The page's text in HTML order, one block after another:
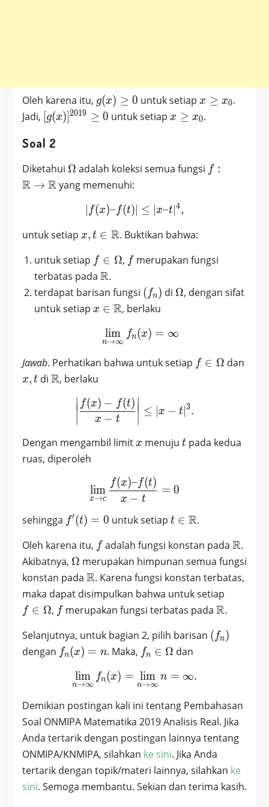
Oleh karena itu, g(x)
\geq
g(x) ≥ 0 untuk setiapx
\geq
x ≥ x0.
Jadi, [g(x)]^{2019}
g(x) ]2019 ≥ 0 untuk setiapx
x ≥ x0.
Soal 2
Diketahui \Omega
Ω adalah koleksi semua fungsi f:
f :
R → Ryang memenuhi:
|f(x) – f(t)| \leq |x – t|^4,
f(x)–f(t) ≤ ∣x–t ∣4,
untuk setiap x,t \in
x, t ∈ R. Buktikan bahwa:
untuk setiap f \in
\Omega
f ∈ Ω, ffmerupakan fungsi
terbatas pada \mathbb{R}
R.
terdapat barisan fungsi (f_n)
( fn) di \Omega
Ω, dengan sifat
untuk setiap x \in
x ∈ R, berlaku
\lim_{n \to \infty}
n→∞
lim fn(x) = ∞
Jawab. Perhatikan bahwa untuk setiap f \in
f ∈ Ω dan
x, tdi \mathbb{R}
R, berlaku
\left| \frac{f(x)-f(t)}{x-t}
∣
∣
∣∣
∣
x − t
f(x) − f(t)
∣
∣
∣∣
∣
≤ x − t ∣3.
Dengan mengambil limitx
x menuju t
tpada kedua
ruas, diperoleh
\lim_{x \to c} \frac{f(x)
x→c
lim
x − t
f(x)–f(t)
= 0
sehingga f'(t)
f′(t) = 0 untuk setiap t \in
t ∈ R.
Oleh karena itu, ffadalah fungsi konstan pada R.
Akibatnya, \Omega
Ω merupakan himpunan semua fungsi
konstan pada \mathbb{R}
R. Karena fungsi konstan terbatas,
maka dapat disimpulkan bahwa untuk setiap
f ∈ Ω, ffmerupakan fungsi terbatas pada R.
Selanjutnya, untuk bagian 2, pilih barisan (f_n)
( fn)
dengan f_n(x)
fn(x) = n. Maka, f_n \in
fn ∈ Ω dan
\lim_{n \to \infty}
n→∞
lim fn(x) =
n→∞
lim n = ∞.
Demikian postingan kali ini tentang Pembahasan
Soal ONMIPA Matematika 2019 Analisis Real. Jika
Anda tertarik dengan postingan lainnya tentang
ONMIPA/KNMIPA, silahkan ke sini. Jika Anda
tertarik dengan topik/materi lainnya, silahkan ke
sini. Semoga membantu. Sekian dan terima kasih.